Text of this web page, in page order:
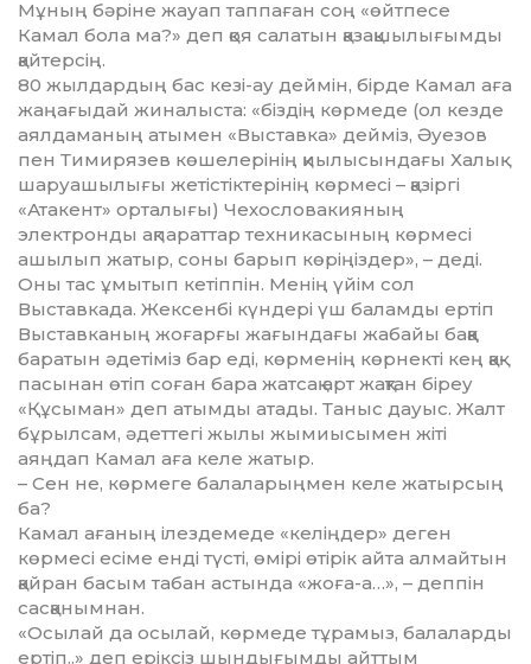
Мұның бәріне жауап тап­па­ған соң «өйтпесе
Камал бола ма?» деп қоя салатын қазақшылығымды
қайтерсің.
80 жылдардың бас кезі-ау дей­мін, бірде Камал аға
жаңағыдай жиналыста: «біздің көрмеде (ол кезде
аялдаманың атымен «Выс­тавка» дейміз, Әуезов
пен Тимирязев көшелерінің қиылысындағы Халық
шаруашылығы жетістік­тері­нің көрмесі – қазіргі
«Атакент» орталығы) Чехословакияның
электронды ақпараттар техника­сының көрмесі
ашылып жатыр, соны барып көріңіздер», – деді.
Оны тас ұмытып кетіппін. Менің үйім сол
Выставкада. Жексенбі күндері үш баламды ертіп
Выстав­каның жоғарғы жағындағы жабайы баққа
баратын әдетіміз бар еді, көрменің көрнекті кең қақ­
пасынан өтіп соған бара жатсақ арт жақтан біреу
«Құсыман» деп атымды атады. Таныс дауыс. Жалт
бұрылсам, әдеттегі жылы жымиысымен жіті
аяңдап Камал аға келе жатыр.
– Сен не, көрмеге балаларың­мен келе жатырсың
ба?
Камал ағаның ілездемеде «ке­лі­ңдер» деген
көрмесі есіме енді түс­ті, өмірі өтірік айта алмайтын
қай­­ран басым табан астында «жо­ға-а…», – деппін
сасқаным­нан.
«Осылай да осылай, көрмеде тұрамыз, балаларды
ертіп..» деп еріксіз шындығымды айттым